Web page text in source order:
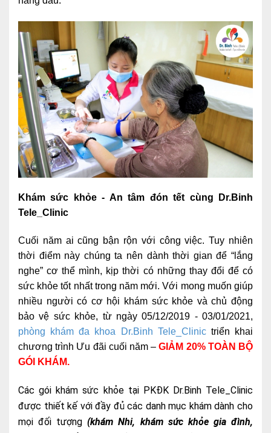
Khám sức khỏe - An tâm đón tết cùng Dr.Binh
Tele_Clinic
Cuối năm ai cũng bận rộn với công việc. Tuy nhiên
thời điểm này chúng ta nên dành thời gian để “lắng
nghe” cơ thể mình, kịp thời có những thay đổi để có
sức khỏe tốt nhất trong năm mới. Với mong muốn giúp
nhiều người có cơ hội khám sức khỏe và chủ động
bảo vệ sức khỏe, từ ngày 05/12/2019 - 03/01/2021,
phòng khám đa khoa Dr.Binh Tele_Clinictriển khai
chương trình Ưu đãi cuối năm –GIẢM 20% TOÀN BỘ
GÓI KHÁM.
Các gói khám sức khỏe tại PKĐK Dr.Binh Tele_Clinic
được thiết kế với đầy đủ các danh mục khám dành cho
mọi đối tượng(khám Nhi, khám sức khỏe gia đình,